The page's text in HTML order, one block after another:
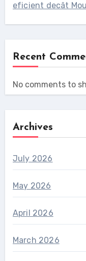
eficient decât
Recent
No comments to
Archives
July 2026
May 2026
April 2026
March 2026